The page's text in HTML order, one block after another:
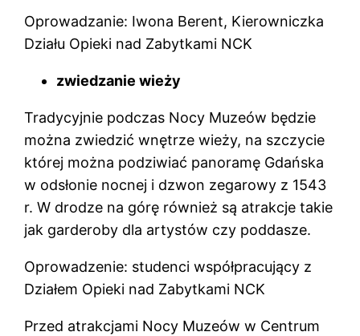
Oprowadzanie: Iwona Berent, Kierowniczka
Działu Opieki nad Zabytkami NCK
zwiedzanie wieży
Tradycyjnie podczas Nocy Muzeów będzie
można zwiedzić wnętrze wieży, na szczycie
której można podziwiać panoramę Gdańska
w odsłonie nocnej i dzwon zegarowy z 1543
r. W drodze na górę również są atrakcje takie
jak garderoby dla artystów czy poddasze.
Oprowadzenie: studenci współpracujący z
Działem Opieki nad Zabytkami NCK
Przed atrakcjami Nocy Muzeów w Centrum